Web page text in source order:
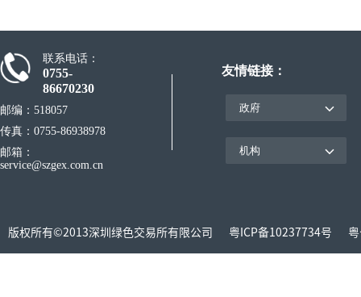
联系电话：
0755-
86670230
邮编：518057
传真：0755-86938978
邮箱：
service@szgex.com.cn
友情链接：
版权所有©2013深圳绿色交易所有限公司 粤ICP备10237734号